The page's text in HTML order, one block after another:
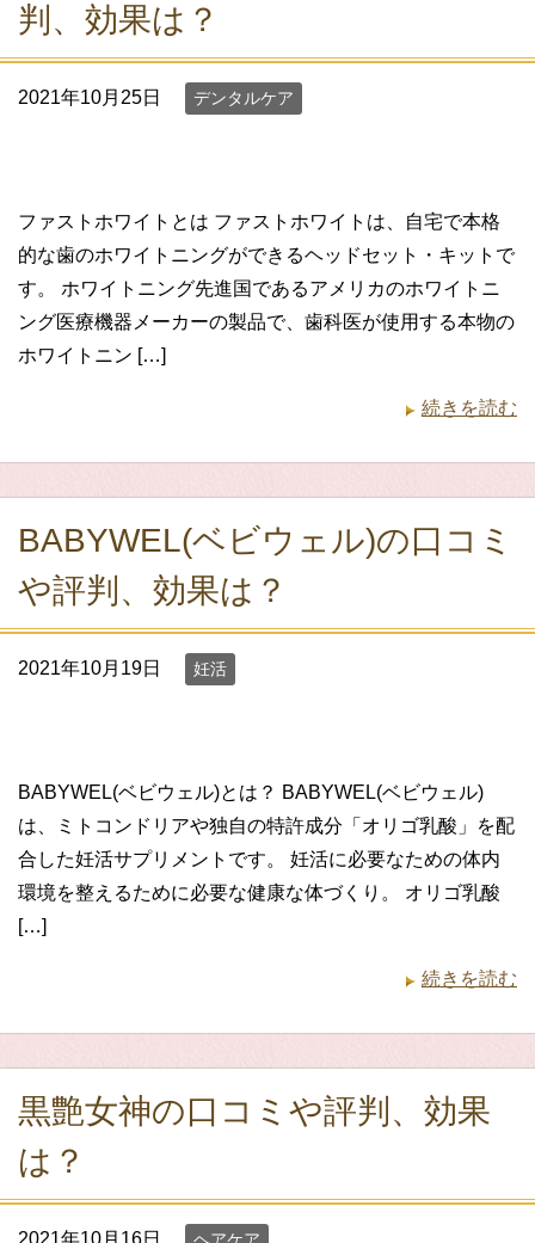
判、効果は？
2021年10月25日 デンタルケア
ファストホワイトとは ファストホワイトは、自宅で本格
的な歯のホワイトニングができるヘッドセット・キットで
す。 ホワイトニング先進国であるアメリカのホワイトニ
ング医療機器メーカーの製品で、歯科医が使用する本物の
ホワイトニン […]
続きを読む
BABYWEL(ベビウェル)の口コミ
や評判、効果は？
2021年10月19日 妊活
BABYWEL(ベビウェル)とは？ BABYWEL(ベビウェル)
は、ミトコンドリアや独自の特許成分「オリゴ乳酸」を配
合した妊活サプリメントです。 妊活に必要なための体内
環境を整えるために必要な健康な体づくり。 オリゴ乳酸
[…]
続きを読む
黒艶女神の口コミや評判、効果
は？
2021年10月16日